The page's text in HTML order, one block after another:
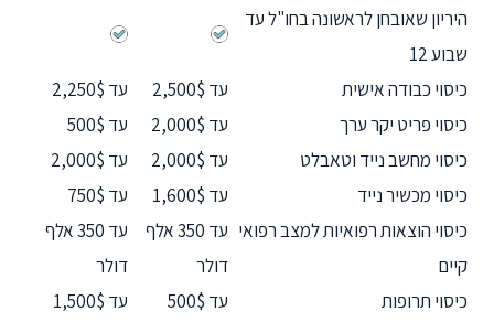
היריון שאובחן לראשונה בחו"ל עד
שבוע 12
כיסוי כבודה אישית
עד 2,500$
עד 2,250$
כיסוי פריט יקר ערך
עד 2,000$
עד 500$
כיסוי מחשב נייד וטאבלט
עד 2,000$
עד 2,000$
כיסוי מכשיר נייד
עד 1,600$
עד 750$
כיסוי הוצאות רפואיות למצב רפואי
קיים
עד 350 אלף
דולר
עד 350 אלף
דולר
כיסוי תרופות
עד 500$ עד 1,500$